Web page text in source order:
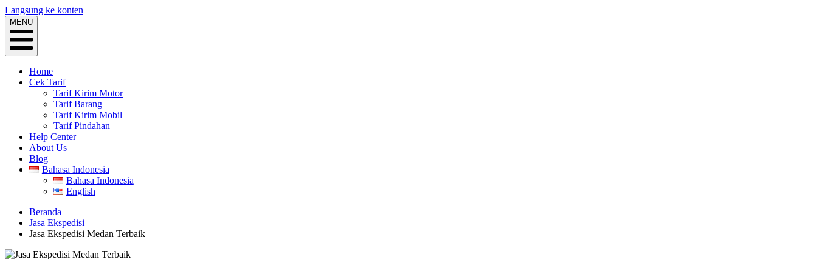
Langsung ke konten
MENU
Home
Cek Tarif
Tarif Kirim Motor
Tarif Barang
Tarif Kirim Mobil
Tarif Pindahan
Help Center
About Us
Blog
Bahasa Indonesia
Bahasa Indonesia
English
Beranda
Jasa Ekspedisi
Jasa Ekspedisi Medan Terbaik